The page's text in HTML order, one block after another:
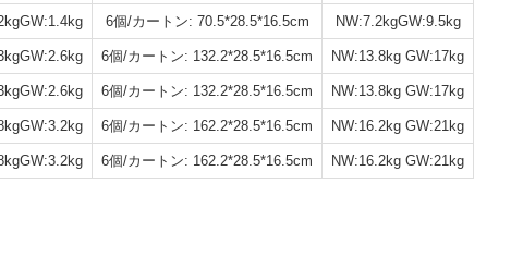
6個/カートン: 70.5*28.5*16.5cm NW:7.2kgGW:9.5kg
6個/カートン: 132.2*28.5*16.5cm NW:13.8kg GW:17kg
6個/カートン: 132.2*28.5*16.5cm NW:13.8kg GW:17kg
6個/カートン: 162.2*28.5*16.5cm NW:16.2kg GW:21kg
6個/カートン: 162.2*28.5*16.5cm NW:16.2kg GW:21kg